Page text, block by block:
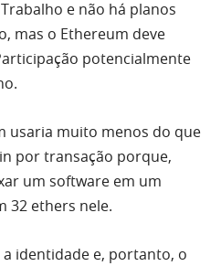
e não há planos
mas o Ethereum deve
potencialmente
usaria muito menos do que
por transação porque,
um software em um
32 ethers nele.
a identidade e, portanto, o